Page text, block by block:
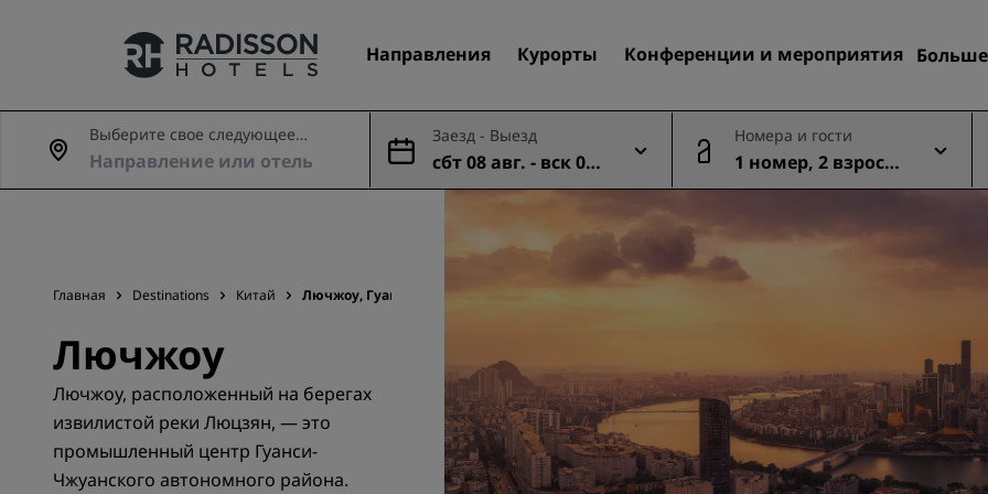
Направления Курорты Конференции и мероприятия Больше
Наши бренды
Поиск отеля
Апартаменты с
Новые и будущие отели
Конференции и
Откройте для себя
Meetings
Выберите свое следующее
приключение
Заезд - Выезд
сбт 08 авг. - вск 09
авг.
Номера и гости
1 номер, 2 взросл
ых
Главная Destinations Китай Лючжоу, Гуанси
Лючжоу
Лючжоу, расположенный на берегах
извилистой реки Люцзян, — это
промышленный центр Гуанси-
Чжуанского автономного района.